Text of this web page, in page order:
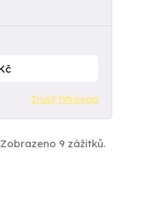
Zrušit filtrování
Zobrazeno 9 zážitků.